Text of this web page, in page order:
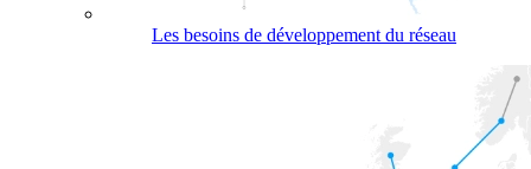
Les besoins de développement du réseau